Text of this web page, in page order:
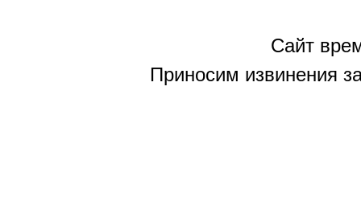
Сайт
Приносим извинения